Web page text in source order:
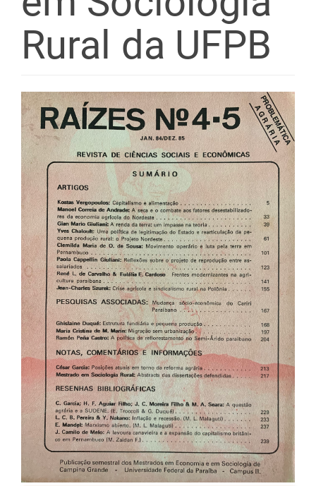
Rural da UFPB
Barra
lateral
de
artigos